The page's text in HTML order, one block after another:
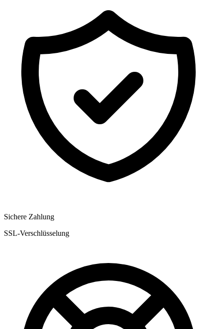
Sichere Zahlung
SSL-Verschlüsselung